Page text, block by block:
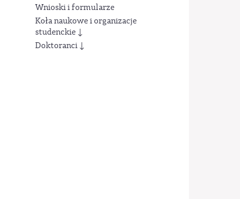
Wnioski i formularze
Koła naukowe i organizacje
studenckie ↓
Doktoranci ↓